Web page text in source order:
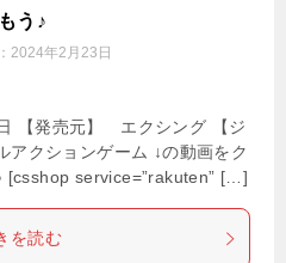
う♪
2024年2月23日
【発売元】 エクシング 【ジ
クションゲーム ↓の動画をク
[csshop service=”rakuten” […]
を読む